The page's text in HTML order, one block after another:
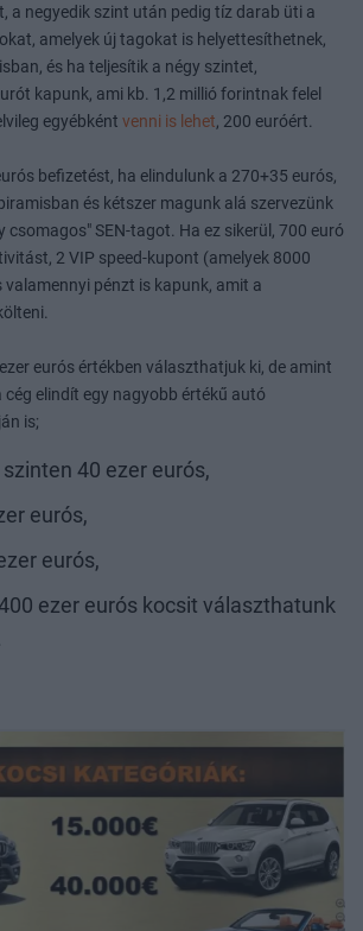
a negyedik szint után pedig tíz darab üti a
amelyek új tagokat is helyettesíthetnek,
és ha teljesítik a négy szintet,
kapunk, ami kb. 1,2 millió forintnak felel
egyébként venni is lehet, 200 euróért.
befizetést, ha elindulunk a 270+35 eurós,
és kétszer magunk alá szervezünk
csomagos" SEN-tagot. Ha ez sikerül, 700 euró
2 VIP speed-kupont (amelyek 8000
valamennyi pénzt is kapunk, amit a
eurós értékben választhatjuk ki, de amint
cég elindít egy nagyobb értékű autó
is;
40 ezer eurós,
eurós,
eurós,
ezer eurós kocsit választhatunk